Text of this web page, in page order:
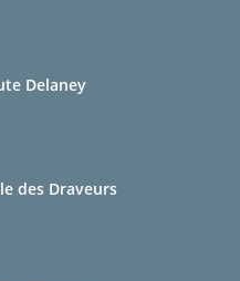
Delaney
des Draveurs